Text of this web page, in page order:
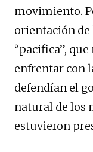
movimiento.
orientación
“pacifica”,
enfrentar con
defendían el
natural de los
estuvieron